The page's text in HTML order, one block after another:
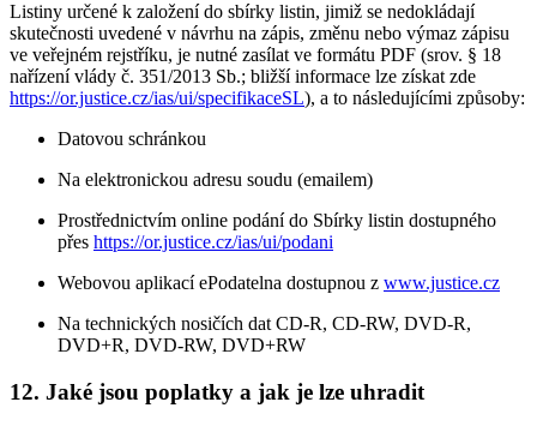
Listiny určené k založení do sbírky listin, jimiž se nedokládají
skutečnosti uvedené v návrhu na zápis, změnu nebo výmaz zápisu
ve veřejném rejstříku, je nutné zasílat ve formátu PDF (srov. § 18
nařízení vlády č. 351/2013 Sb.; bližší informace lze získat zde
https://or.justice.cz/ias/ui/specifikaceSL), a to následujícími způsoby:
Datovou schránkou
Na elektronickou adresu soudu (emailem)
Prostřednictvím online podání do Sbírky listin dostupného
přes https://or.justice.cz/ias/ui/podani
Webovou aplikací ePodatelna dostupnou z www.justice.cz
Na technických nosičích dat CD-R, CD-RW, DVD-R,
DVD+R, DVD-RW, DVD+RW
12. Jaké jsou poplatky a jak je lze uhradit